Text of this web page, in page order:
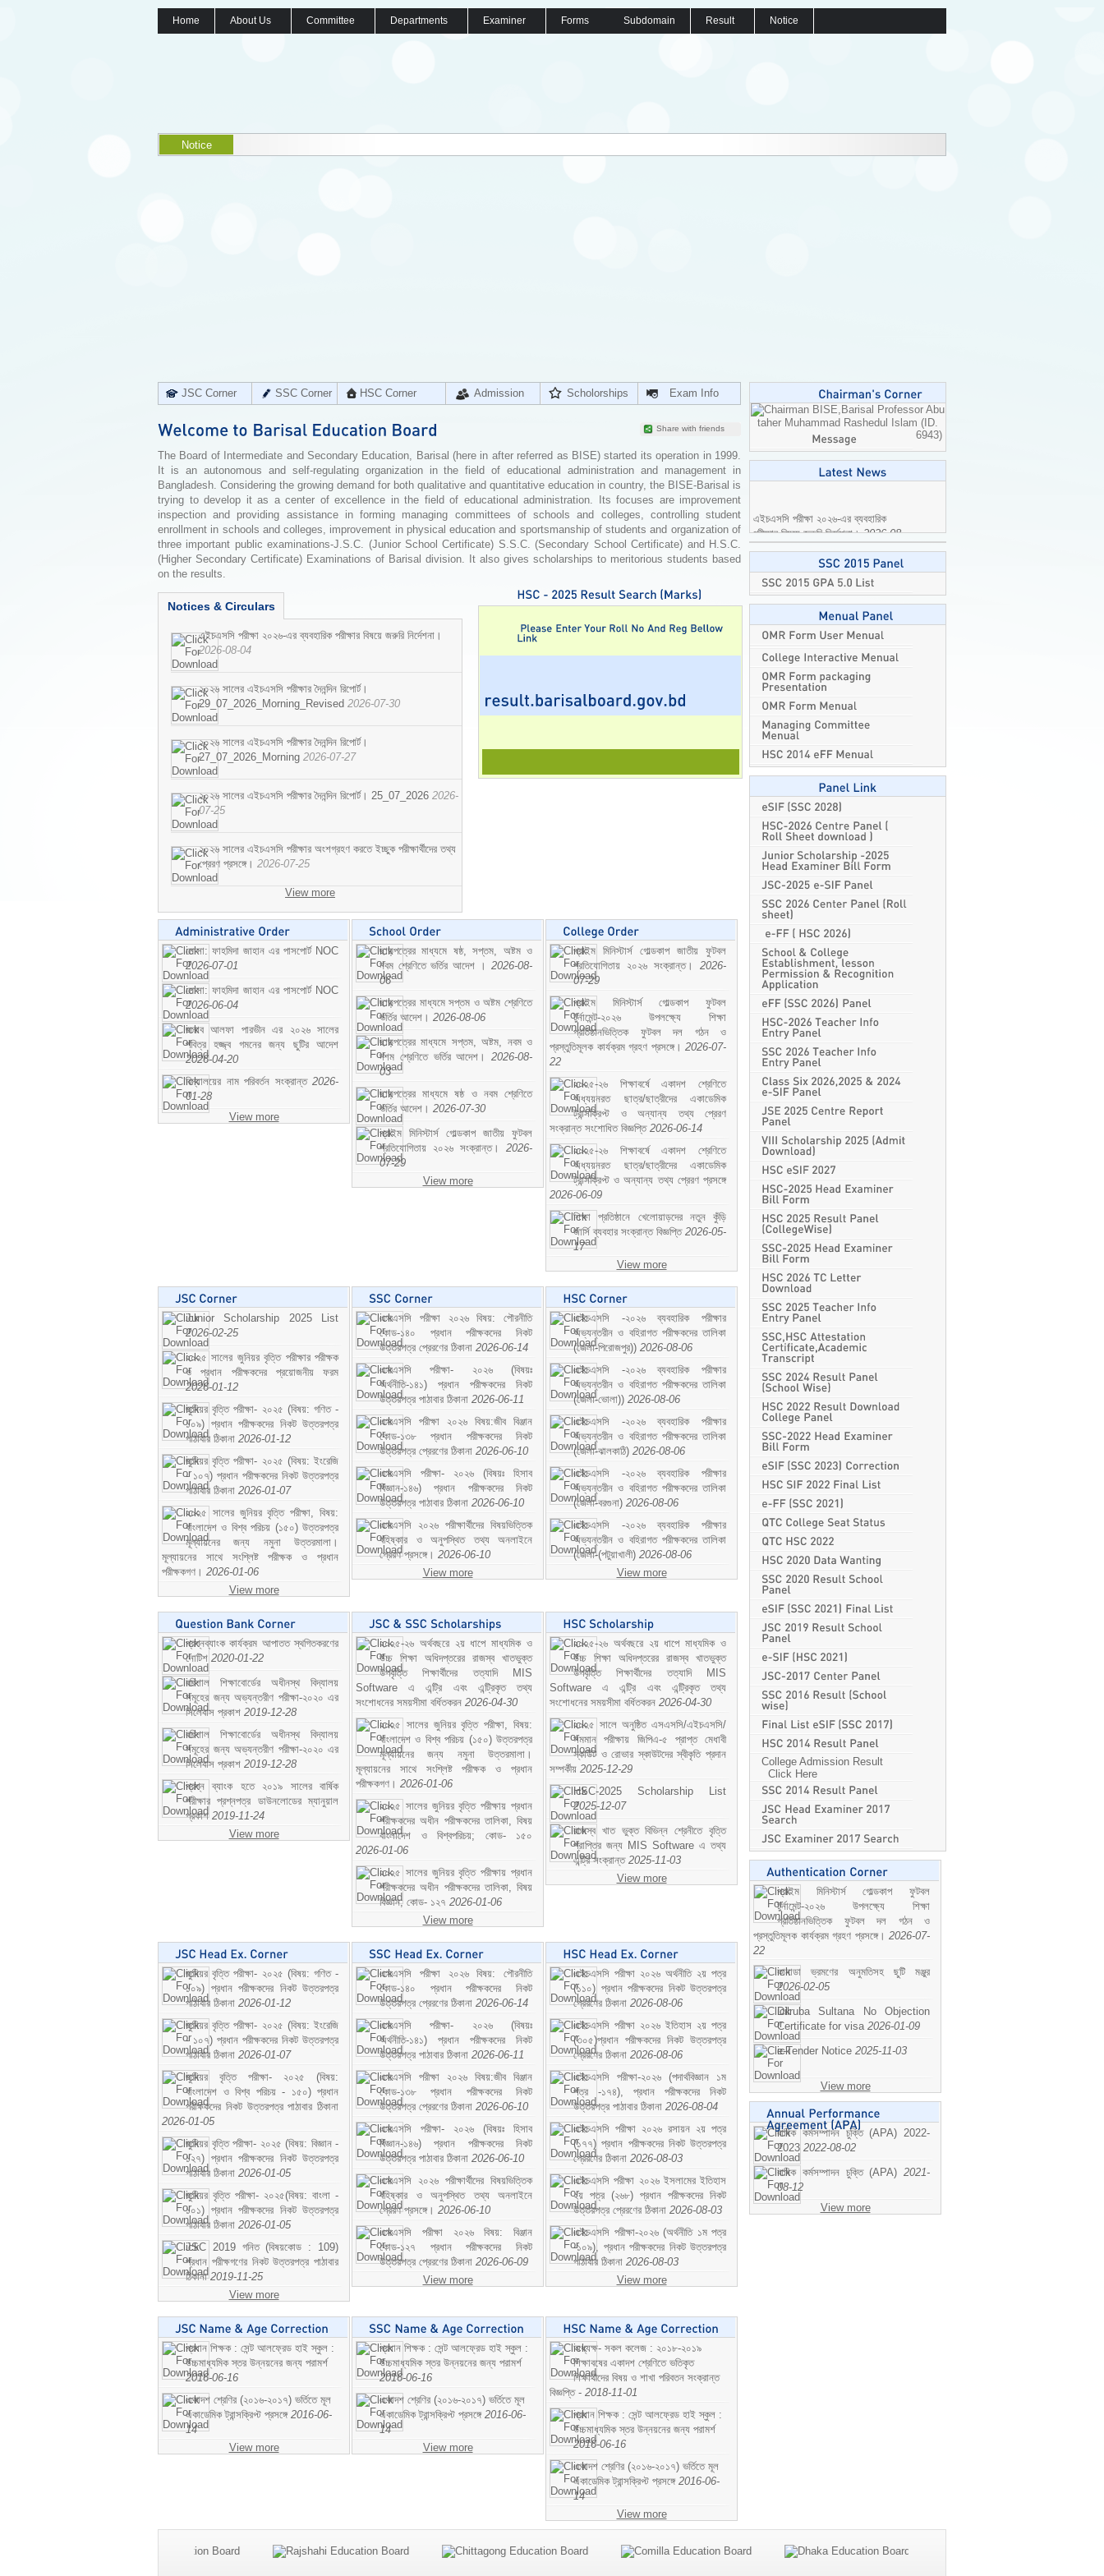
Home About Us Committee Departments Examiner Forms Subdomain Result Notice
Notice
JSC Corner SSC Corner HSC Corner Admission Scholorships Exam Info
Share with friends
The Board of Intermediate and Secondary Education, Barisal (here in after referred as BISE) started its operation in 1999.
It is an autonomous and self-regulating organization in the field of educational administration and management in
Bangladesh. Considering the growing demand for both qualitative and quantitative education in country, the BISE-Barisal is
trying to develop it as a center of excellence in the field of educational administration. Its focuses are improvement
inspection and providing assistance in forming managing committees of schools and colleges, controlling student
enrollment in schools and colleges, improvement in physical education and sportsmanship of students and organization of
three important public examinations-J.S.C. (Junior School Certificate) S.S.C. (Secondary School Certificate) and H.S.C.
(Higher Secondary Certificate) Examinations of Barisal division. It also gives scholarships to meritorious students based
on the results.
Notices & Circulars
এইচএসসি পরীক্ষা ২০২৬-এর ব্যবহারিক পরীক্ষার বিষয়ে জরুরি নির্দেশনা।
2026-08-04
২০২৬ সালের এইচএসসি পরীক্ষার দৈনন্দিন রিপোর্ট।
29_07_2026_Morning_Revised 2026-07-30
২০২৬ সালের এইচএসসি পরীক্ষার দৈনন্দিন রিপোর্ট।
27_07_2026_Morning 2026-07-27
২০২৬ সালের এইচএসসি পরীক্ষার দৈনন্দিন রিপোর্ট। 25_07_2026 2026-
07-25
২০২৬ সালের এইচএসসি পরীক্ষার অংশগ্রহণ করতে ইচ্ছুক পরীক্ষার্থীদের তথ্য
প্রেরণ প্রসঙ্গে। 2026-07-25
View more
মোসা: ফাহমিদা জাহান এর পাসপোর্ট NOC
2026-07-01
মোসা: ফাহমিদা জাহান এর পাসপোর্ট NOC
2026-06-04
জনাব আলফা পারভীন এর ২০২৬ সালের
পবিত্র হজ্জ্ব গমনের জন্য ছুটির আদেশ
2026-04-20
বিদ্যালয়ের নাম পরিবর্তন সংক্রান্ত 2026-
01-28
View more
ছাড়পত্রের মাধ্যমে ষষ্ঠ, সপ্তম, অষ্টম ও
নবম শ্রেণিতে ভর্তির আদেশ । 2026-08-
06
ছাড়পত্রের মাধ্যমে সপ্তম ও অষ্টম শ্রেণিতে
ভর্তির আদেশ। 2026-08-06
ছাড়পত্রের মাধ্যমে সপ্তম, অষ্টম, নবম ও
দশম শ্রেণিতে ভর্তির আদেশ। 2026-08-
03
ছাড়পত্রের মাধ্যমে ষষ্ঠ ও নবম শ্রেণিতে
ভর্তির আদেশ। 2026-07-30
প্রাইম মিনিস্টার্স গোল্ডকাপ জাতীয় ফুটবল
প্রতিযোগিতায় ২০২৬ সংক্রান্ত। 2026-
07-29
View more
প্রাইম মিনিস্টার্স গোল্ডকাপ জাতীয় ফুটবল
প্রতিযোগিতায় ২০২৬ সংক্রান্ত। 2026-
07-29
প্রাইম মিনিস্টার্স গোল্ডকাপ ফুটবল
টুর্নামেন্ট-২০২৬ উপলক্ষ্যে শিক্ষা
প্রতিষ্ঠানভিত্তিক ফুটবল দল গঠন ও
প্রস্তুতিমূলক কার্যক্রম গ্রহণ প্রসঙ্গে। 2026-07-
22
২০২৫-২৬ শিক্ষাবর্ষে একাদশ শ্রেণিতে
অধ্যয়নরত ছাত্র/ছাত্রীদের একাডেমিক
ট্রান্সক্রিপ্ট ও অন্যান্য তথ্য প্রেরণ
সংক্রান্ত সংশোধিত বিজ্ঞপ্তি 2026-06-14
২০২৫-২৬ শিক্ষাবর্ষে একাদশ শ্রেণিতে
অধ্যয়নরত ছাত্র/ছাত্রীদের একাডেমিক
ট্রান্সক্রিপ্ট ও অন্যান্য তথ্য প্রেরণ প্রসঙ্গে
2026-06-09
শিক্ষা প্রতিষ্ঠানে খেলোয়াড়দের নতুন কুঁড়ি
জার্সি ব্যবহার সংক্রান্ত বিজ্ঞপ্তি 2026-05-
17
View more
Junior Scholarship 2025 List
2026-02-25
২০২৫ সালের জুনিয়র বৃত্তি পরীক্ষার পরীক্ষক
ও প্রধান পরীক্ষকদের প্রয়োজনীয় ফরম
2026-01-12
জুনিয়র বৃত্তি পরীক্ষা- ২০২৫ (বিষয়: গণিত -
১০৯) প্রধান পরীক্ষকদের নিকট উত্তরপত্র
পাঠাবার ঠিকানা 2026-01-12
জুনিয়র বৃত্তি পরীক্ষা- ২০২৫ (বিষয়: ইংরেজি
- ১০৭) প্রধান পরীক্ষকদের নিকট উত্তরপত্র
পাঠাবার ঠিকানা 2026-01-07
২০২৫ সালের জুনিয়র বৃত্তি পরীক্ষা, বিষয়:
বাংলাদেশ ও বিশ্ব পরিচয় (১৫০) উত্তরপত্র
মূল্যায়নের জন্য নমুনা উত্তরমালা।
মূল্যায়নের সাথে সংশ্লিষ্ট পরীক্ষক ও প্রধান
পরীক্ষকগণ। 2026-01-06
View more
এসএসসি পরীক্ষা ২০২৬ বিষয়: পৌরনীতি
কোড-১৪০ প্রধান পরীক্ষকদের নিকট
উত্তরপত্র প্রেরণের ঠিকানা 2026-06-14
এসএসসি পরীক্ষা- ২০২৬ (বিষয়ঃ
অর্থনীতি-১৪১) প্রধান পরীক্ষকদের নিকট
উত্তরপত্র পাঠাবার ঠিকানা 2026-06-11
এসএসসি পরীক্ষা ২০২৬ বিষয়:জীব বিঞ্জান
কোড-১৩৮ প্রধান পরীক্ষকদের নিকট
উত্তরপত্র প্রেরণের ঠিকানা 2026-06-10
এসএসসি পরীক্ষা- ২০২৬ (বিষয়ঃ হিসাব
বিজ্ঞান-১৪৬) প্রধান পরীক্ষকদের নিকট
উত্তরপত্র পাঠাবার ঠিকানা 2026-06-10
এসএসসি ২০২৬ পরীক্ষার্থীদের বিষয়ভিত্তিক
বহিষ্কার ও অনুপস্থিত তথ্য অনলাইনে
প্রেরণ প্রসঙ্গে। 2026-06-10
View more
এইচএসসি -২০২৬ ব্যবহারিক পরীক্ষার
অভ্যন্তরীন ও বহিরাগত পরীক্ষকদের তালিকা
(জেলা-পিরোজপুর)) 2026-08-06
এইচএসসি -২০২৬ ব্যবহারিক পরীক্ষার
অভ্যন্তরীন ও বহিরাগত পরীক্ষকদের তালিকা
(জেলা-ভোলা)) 2026-08-06
এইচএসসি -২০২৬ ব্যবহারিক পরীক্ষার
অভ্যন্তরীন ও বহিরাগত পরীক্ষকদের তালিকা
(জেলা-ঝালকাঠি) 2026-08-06
এইচএসসি -২০২৬ ব্যবহারিক পরীক্ষার
অভ্যন্তরীন ও বহিরাগত পরীক্ষকদের তালিকা
(জেলা-বরগুনা) 2026-08-06
এইচএসসি -২০২৬ ব্যবহারিক পরীক্ষার
অভ্যন্তরীন ও বহিরাগত পরীক্ষকদের তালিকা
(জেলা-(পটুয়াখালী) 2026-08-06
View more
প্রশ্নব্যাংক কার্যক্রম আপাতত স্থগিতকরণের
নোটিশ 2020-01-22
বরিশাল শিক্ষাবোর্ডের অধীনস্থ বিদ্যালয়
সমূহের জন্য অভ্যন্তরীণ পরীক্ষা-২০২০ এর
সিলেবাস প্রকাশ 2019-12-28
বরিশাল শিক্ষাবোর্ডের অধীনস্থ বিদ্যালয়
সমূহের জন্য অভ্যন্তরীণ পরীক্ষা-২০২০ এর
সিলেবাস প্রকাশ 2019-12-28
প্রশ্ন ব্যাংক হতে ২০১৯ সালের বার্ষিক
পরীক্ষার প্রশ্নপত্র ডাউনলোডের ম্যানুয়াল
প্রকাশ 2019-11-24
View more
২০২৫-২৬ অর্থবছরে ২য় ধাপে মাধ্যমিক ও
উচ্চ শিক্ষা অধিদপ্তরের রাজস্ব খাতভুক্ত
উপবৃত্তি শিক্ষার্থীদের তত্যাদি MIS
Software এ এন্ট্রি এবং এন্ট্রিকৃত তথ্য
সংশোধনের সময়সীমা বর্ধিতকরন 2026-04-30
২০২৫ সালের জুনিয়র বৃত্তি পরীক্ষা, বিষয়:
বাংলাদেশ ও বিশ্ব পরিচয় (১৫০) উত্তরপত্র
মূল্যায়নের জন্য নমুনা উত্তরমালা।
মূল্যায়নের সাথে সংশ্লিষ্ট পরীক্ষক ও প্রধান
পরীক্ষকগণ। 2026-01-06
২০২৫ সালের জুনিয়র বৃত্তি পরীক্ষায় প্রধান
পরীক্ষকদের অধীন পরীক্ষকদের তালিকা, বিষয়
বাংলাদেশ ও বিশ্বপরিচয়; কোড- ১৫০
2026-01-06
২০২৫ সালের জুনিয়র বৃত্তি পরীক্ষায় প্রধান
পরীক্ষকদের অধীন পরীক্ষকদের তালিকা, বিষয়
বিজ্ঞান; কোড- ১২৭ 2026-01-06
View more
২০২৫-২৬ অর্থবছরে ২য় ধাপে মাধ্যমিক ও
উচ্চ শিক্ষা অধিদপ্তরের রাজস্ব খাতভুক্ত
উপবৃত্তি শিক্ষার্থীদের তত্যাদি MIS
Software এ এন্ট্রি এবং এন্ট্রিকৃত তথ্য
সংশোধনের সময়সীমা বর্ধিতকরন 2026-04-30
২০২৫ সালে অনুষ্ঠিত এসএসসি/এইচএসসি/
সমমান পরীক্ষায় জিপিএ-৫ প্রাপ্ত মেধাবী
স্কাউট ও রোভার স্কাউটদের স্বীকৃতি প্রদান
সম্পর্কীয় 2025-12-29
HSC-2025 Scholarship List
2025-12-07
রাজস্ব খাত ভুক্ত বিভিন্ন শ্রেনীতে বৃত্তি
প্রাপ্তির জন্য MIS Software এ তথ্য
এন্ট্রি সংক্রান্ত 2025-11-03
View more
জুনিয়র বৃত্তি পরীক্ষা- ২০২৫ (বিষয়: গণিত -
১০৯) প্রধান পরীক্ষকদের নিকট উত্তরপত্র
পাঠাবার ঠিকানা 2026-01-12
জুনিয়র বৃত্তি পরীক্ষা- ২০২৫ (বিষয়: ইংরেজি
- ১০৭) প্রধান পরীক্ষকদের নিকট উত্তরপত্র
পাঠাবার ঠিকানা 2026-01-07
জুনিয়র বৃত্তি পরীক্ষা- ২০২৫ (বিষয়:
বাংলাদেশ ও বিশ্ব পরিচয় - ১৫০) প্রধান
পরীক্ষকদের নিকট উত্তরপত্র পাঠাবার ঠিকানা
2026-01-05
জুনিয়র বৃত্তি পরীক্ষা- ২০২৫ (বিষয়: বিজ্ঞান -
১২৭) প্রধান পরীক্ষকদের নিকট উত্তরপত্র
পাঠাবার ঠিকানা 2026-01-05
জুনিয়র বৃত্তি পরীক্ষা- ২০২৫(বিষয়: বাংলা -
১০১) প্রধান পরীক্ষকদের নিকট উত্তরপত্র
পাঠাবার ঠিকানা 2026-01-05
JSC 2019 গনিত (বিষয়কোড : 109)
প্রধান পরীক্ষগণের নিকট উত্তরপত্র পাঠাবার
ঠিকানা2019-11-25
View more
এসএসসি পরীক্ষা ২০২৬ বিষয়: পৌরনীতি
কোড-১৪০ প্রধান পরীক্ষকদের নিকট
উত্তরপত্র প্রেরণের ঠিকানা 2026-06-14
এসএসসি পরীক্ষা- ২০২৬ (বিষয়ঃ
অর্থনীতি-১৪১) প্রধান পরীক্ষকদের নিকট
উত্তরপত্র পাঠাবার ঠিকানা 2026-06-11
এসএসসি পরীক্ষা ২০২৬ বিষয়:জীব বিঞ্জান
কোড-১৩৮ প্রধান পরীক্ষকদের নিকট
উত্তরপত্র প্রেরণের ঠিকানা 2026-06-10
এসএসসি পরীক্ষা- ২০২৬ (বিষয়ঃ হিসাব
বিজ্ঞান-১৪৬) প্রধান পরীক্ষকদের নিকট
উত্তরপত্র পাঠাবার ঠিকানা 2026-06-10
এসএসসি ২০২৬ পরীক্ষার্থীদের বিষয়ভিত্তিক
বহিষ্কার ও অনুপস্থিত তথ্য অনলাইনে
প্রেরণ প্রসঙ্গে। 2026-06-10
এসএসসি পরীক্ষা ২০২৬ বিষয়: বিঞ্জান
কোড-১২৭ প্রধান পরীক্ষকদের নিকট
উত্তরপত্র প্রেরণের ঠিকানা 2026-06-09
View more
এইচএসসি পরীক্ষা ২০২৬ অর্থনীতি ২য় পত্র
(১১০) প্রধান পরীক্ষকদের নিকট উত্তরপত্র
প্রেরণের ঠিকানা 2026-08-06
এইচএসসি পরীক্ষা ২০২৬ ইতিহাস ২য় পত্র
(৩০৫)প্রধান পরীক্ষকদের নিকট উত্তরপত্র
প্রেরণের ঠিকানা 2026-08-06
এইচএসসি পরীক্ষা-২০২৬ (পদার্থবিজ্ঞান ১ম
পত্র -১৭৪), প্রধান পরীক্ষকদের নিকট
উত্তরপত্র পাঠাবার ঠিকানা 2026-08-04
এইচএসসি পরীক্ষা ২০২৬ রসায়ন ২য় পত্র
(১৭৭) প্রধান পরীক্ষকদের নিকট উত্তরপত্র
প্রেরণের ঠিকানা 2026-08-03
এইচএসসি পরীক্ষা ২০২৬ ইসলামের ইতিহাস
২য় পত্র (২৬৮) প্রধান পরীক্ষকদের নিকট
উত্তরপত্র প্রেরণের ঠিকানা 2026-08-03
এইচএসসি পরীক্ষা-২০২৬ (অর্থনীতি ১ম পত্র
-১০৯), প্রধান পরীক্ষকদের নিকট উত্তরপত্র
পাঠাবার ঠিকানা 2026-08-03
View more
প্রধান শিক্ষক : সেন্ট আলফ্রেড হাই স্কুল :
উচ্চমাধ্যমিক স্তর উন্নয়নের জন্য পরামর্শ
2016-06-16
একাদশ শ্রেণির (২০১৬-২০১৭) ভর্তিতে মূল
একাডেমিক ট্রান্সক্রিপ্ট প্রসঙ্গে 2016-06-
14
View more
প্রধান শিক্ষক : সেন্ট আলফ্রেড হাই স্কুল :
উচ্চমাধ্যমিক স্তর উন্নয়নের জন্য পরামর্শ
2016-06-16
একাদশ শ্রেণির (২০১৬-২০১৭) ভর্তিতে মূল
একাডেমিক ট্রান্সক্রিপ্ট প্রসঙ্গে 2016-06-
14
View more
অধ্যক্ষ- সকল কলেজ : ২০১৮-২০১৯
শিক্ষাবষের একাদশ শ্রেণিতে ভতিকৃত
শিক্ষাথীদের বিষয় ও শাখা পরিবতন সংক্রান্ত
বিজ্ঞপ্তি - 2018-11-01
প্রধান শিক্ষক : সেন্ট আলফ্রেড হাই স্কুল :
উচ্চমাধ্যমিক স্তর উন্নয়নের জন্য পরামর্শ
2016-06-16
একাদশ শ্রেণির (২০১৬-২০১৭) ভর্তিতে মূল
একাডেমিক ট্রান্সক্রিপ্ট প্রসঙ্গে 2016-06-
14
View more
Professor Abu
taher Muhammad Rashedul Islam (ID.
6943)
পরীক্ষার বিষয়ে জরুরি নির্দেশনা।2026-08-
04
College Admission Result
Click Here
প্রাইম মিনিস্টার্স গোল্ডকাপ ফুটবল
টুর্নামেন্ট-২০২৬ উপলক্ষ্যে শিক্ষা
প্রতিষ্ঠানভিত্তিক ফুটবল দল গঠন ও
প্রস্তুতিমূলক কার্যক্রম গ্রহণ প্রসঙ্গে। 2026-07-
22
কানাডা ভ্রমণের অনুমতিসহ ছুটি মঞ্জুর
2026-02-05
Dilruba Sultana No Objection
Certificate for visa 2026-01-09
e-Tender Notice 2025-11-03
View more
বাষিক কর্মসম্পাদন চুক্তি (APA) 2022-
2023 2022-08-02
বাষিক কর্মসম্পাদন চুক্তি (APA) 2021-
08-12
View more